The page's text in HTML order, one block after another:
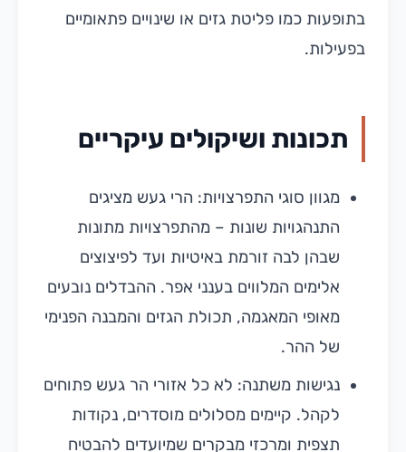
בתופעות כמו פליטת גזים או שינויים פתאומיים
בפעילות.
תכונות ושיקולים עיקריים
מגוון סוגי התפרצויות: הרי געש מציגים
התנהגויות שונות – מהתפרצויות מתונות
שבהן לבה זורמת באיטיות ועד לפיצוצים
אלימים המלווים בענני אפר. ההבדלים נובעים
מאופי המאגמה, תכולת הגזים והמבנה הפנימי
של ההר.
נגישות משתנה: לא כל אזורי הר געש פתוחים
לקהל. קיימים מסלולים מוסדרים, נקודות
תצפית ומרכזי מבקרים שמיועדים להבטיח